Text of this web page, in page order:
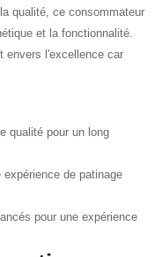
qualité, ce consommateur
et la fonctionnalité.
envers l'excellence car
qualité pour un long
de patinage
pour une expérience